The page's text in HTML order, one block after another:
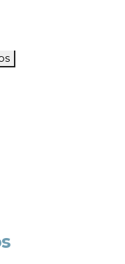
páginas que eles
da